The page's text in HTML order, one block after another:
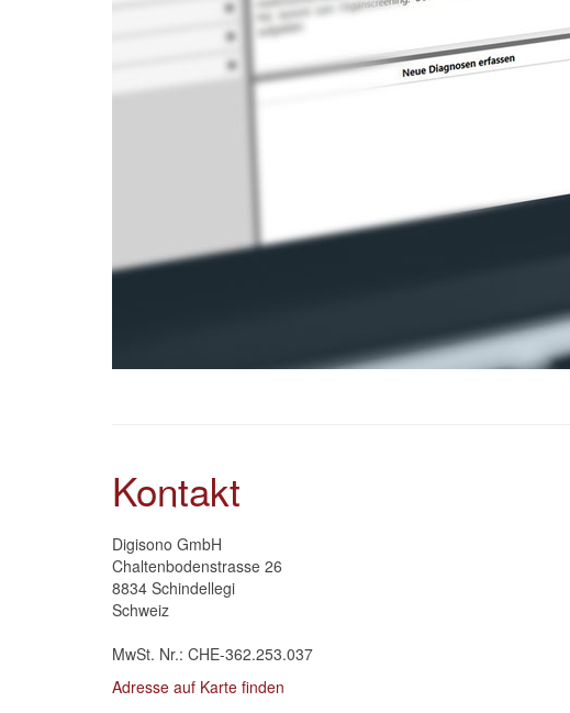
Kontakt
Digisono GmbH
Chaltenbodenstrasse 26
8834 Schindellegi
Schweiz
MwSt. Nr.: CHE-362.253.037
Adresse auf Karte finden